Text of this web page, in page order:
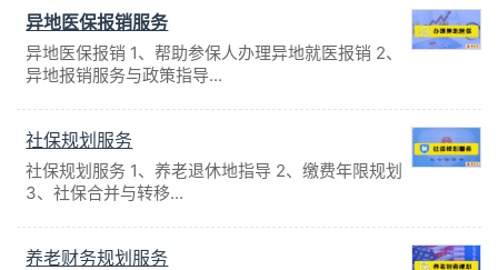
异地医保报销服务
异地医保报销 1、帮助参保人办理异地就医报销 2、
异地报销服务与政策指导...
社保规划服务
社保规划服务 1、养老退休地指导 2、缴费年限规划
3、社保合并与转移...
养老财务规划服务